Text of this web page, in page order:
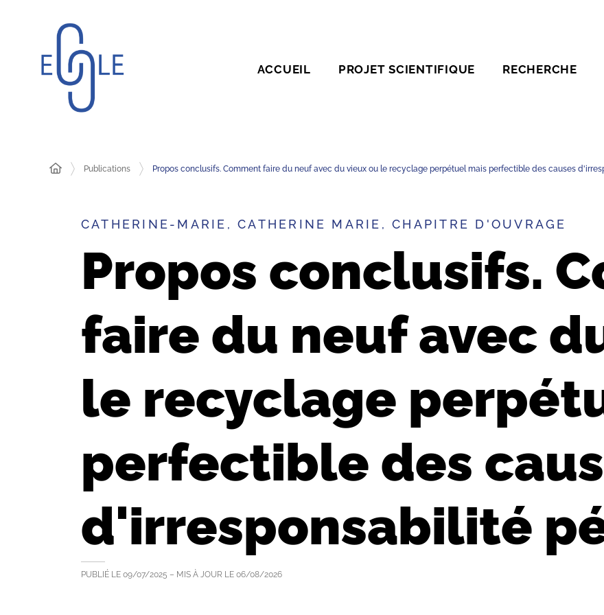
ACCUEIL PROJET SCIENTIFIQUE RECHERCHE
Publications Propos conclusifs. Comment faire du neuf avec du vieux ou le recyclage perpétuel mais perfectible des causes
CATHERINE-MARIE, CATHERINE MARIE, CHAPITRE D'OUVRAGE
Propos conclusifs.
faire du neuf avec
le recyclage
perfectible des
d'irresponsabilité
PUBLIÉ LE 09/07/2025 – MIS À JOUR LE 06/08/2026